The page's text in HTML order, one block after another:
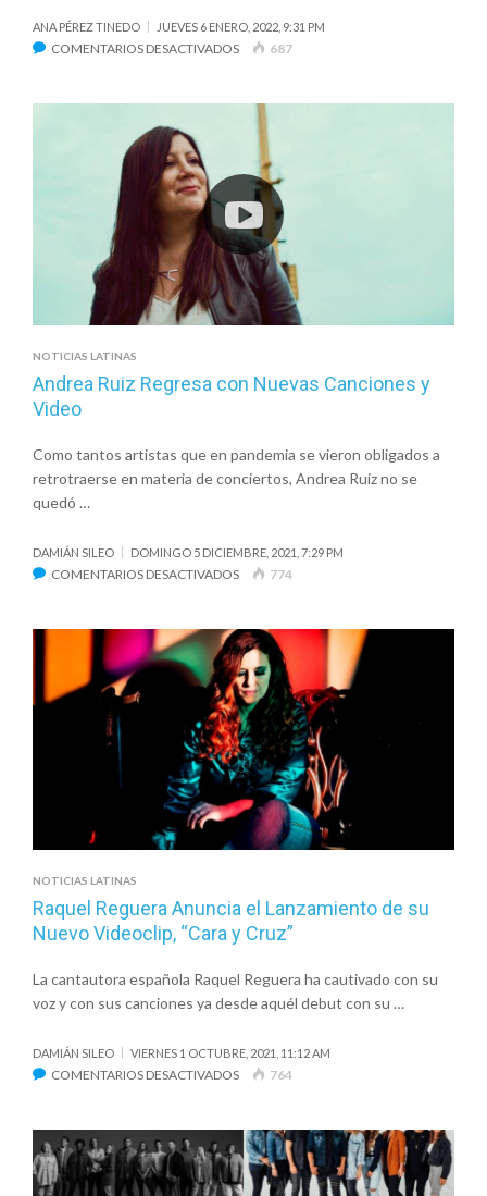
ANA PÉREZ TINEDO JUEVES 6 ENERO, 2022, 9:31 PM
COMENTARIOS DESACTIVADOSEN
ESTRENA
“MUNDO
INTERIOR”,
UNA
CANCIÓN
CON
AIRES
PATAGÓNICOS
687
NOTICIAS LATINAS
Andrea Ruiz Regresa con Nuevas Canciones y
Video
Como tantos artistas que en pandemia se vieron obligados a
retrotraerse en materia de conciertos, Andrea Ruiz no se
quedó …
DAMIÁN SILEO DOMINGO 5 DICIEMBRE, 2021, 7:29 PM
COMENTARIOS DESACTIVADOSEN
REGRESA
CON
NUEVAS
CANCIONES
Y
VIDEO
774
NOTICIAS LATINAS
Raquel Reguera Anuncia el Lanzamiento de su
Nuevo Videoclip, “Cara y Cruz”
La cantautora española Raquel Reguera ha cautivado con su
voz y con sus canciones ya desde aquél debut con su …
DAMIÁN SILEO VIERNES 1 OCTUBRE, 2021, 11:12 AM
COMENTARIOS DESACTIVADOSEN
ANUNCIA
EL
LANZAMIENTO
764